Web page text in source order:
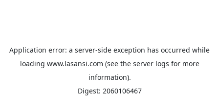
Application error: a server-side exception has occurred while
loading www.lasansi.com (see the server logs for more
information).
Digest: 2060106467